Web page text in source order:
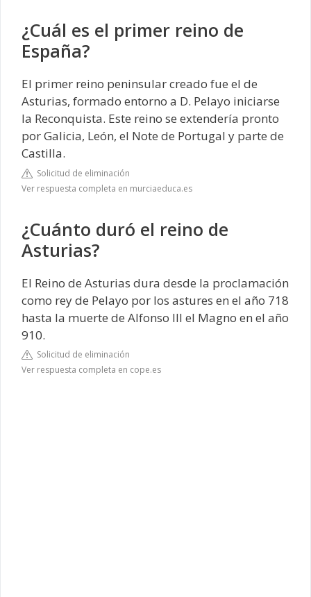
¿Cuál es el primer reino de
España?
El primer reino peninsular creado fue el de
Asturias, formado entorno a D. Pelayo iniciarse
la Reconquista. Este reino se extendería pronto
por Galicia, León, el Note de Portugal y parte de
Castilla.
Solicitud de eliminación
Ver respuesta completa en murciaeduca.es
¿Cuánto duró el reino de
Asturias?
El Reino de Asturias dura desde la proclamación
como rey de Pelayo por los astures en el año 718
hasta la muerte de Alfonso III el Magno en el año
910.
Solicitud de eliminación
Ver respuesta completa en cope.es